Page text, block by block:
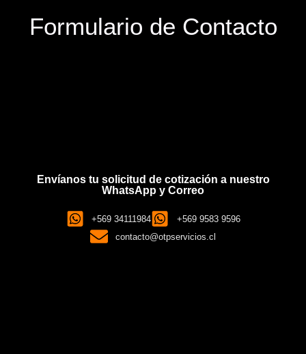
Formulario de Contacto
Envíanos tu solicitud de cotización a nuestro
WhatsApp y Correo
+569 34111984
+569 9583 9596
contacto@otpservicios.cl